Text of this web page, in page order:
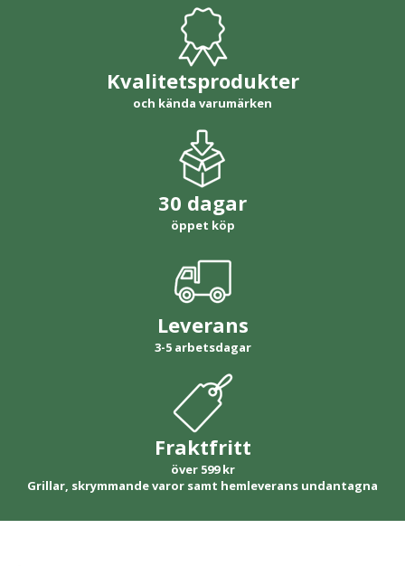
Kvalitetsprodukter
och kända varumärken
30 dagar
öppet köp
Leverans
3-5 arbetsdagar
Fraktfritt
över 599 kr
Grillar, skrymmande varor samt hemleverans undantagna